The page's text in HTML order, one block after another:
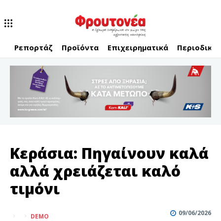
Ρεπορτάζ Προϊόντα Επιχειρηματικά Περιοδικό
Κεράσια: Πηγαίνουν καλά
αλλά χρειάζεται καλό
τιμόνι
09/06/2026
DEMO